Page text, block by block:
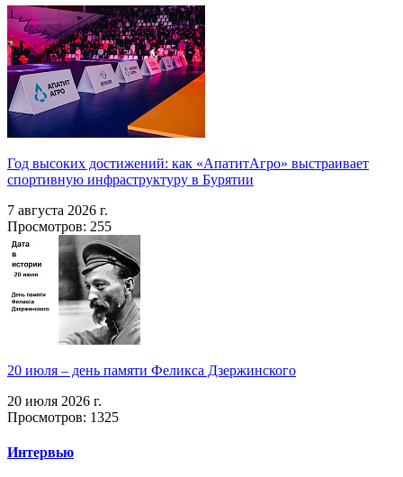
Год высоких достижений: как «АпатитАгро» выстраивает
спортивную инфраструктуру в Бурятии
7 августа 2026 г.
Просмотров: 255
20 июля – день памяти Феликса Дзержинского
20 июля 2026 г.
Просмотров: 1325
Интервью